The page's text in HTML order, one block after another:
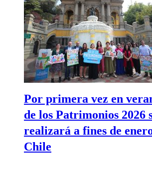
Por primera vez en
de los Patrimonios 2026
realizará a fines de
Chile